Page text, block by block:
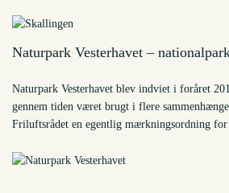
Naturpark Vesterhavet –
Naturpark Vesterhavet blev indviet i foråret
gennem tiden været brugt i flere
Friluftsrådet en egentlig mærkningsordning for